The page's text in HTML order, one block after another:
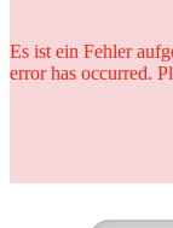
Es ist ein Fehler
error has occurred.